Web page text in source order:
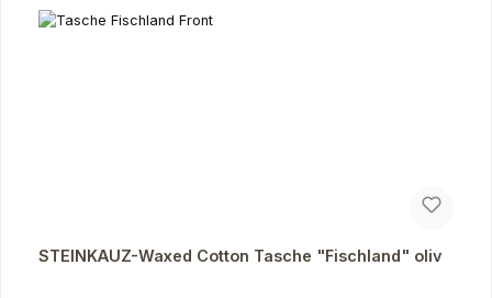
STEINKAUZ-Waxed Cotton Tasche "Fischland" oliv